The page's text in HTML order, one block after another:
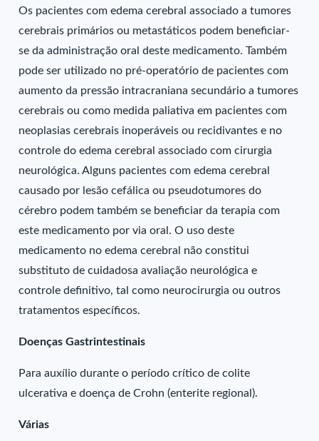
Os pacientes com edema cerebral associado a tumores
cerebrais primários ou metastáticos podem beneficiar-
se da administração oral deste medicamento. Também
pode ser utilizado no pré-operatório de pacientes com
aumento da pressão intracraniana secundário a tumores
cerebrais ou como medida paliativa em pacientes com
neoplasias cerebrais inoperáveis ou recidivantes e no
controle do edema cerebral associado com cirurgia
neurológica. Alguns pacientes com edema cerebral
causado por lesão cefálica ou pseudotumores do
cérebro podem também se beneficiar da terapia com
este medicamento por via oral. O uso deste
medicamento no edema cerebral não constitui
substituto de cuidadosa avaliação neurológica e
controle definitivo, tal como neurocirurgia ou outros
tratamentos específicos.
Doenças Gastrintestinais
Para auxílio durante o período crítico de colite
ulcerativa e doença de Crohn (enterite regional).
Várias